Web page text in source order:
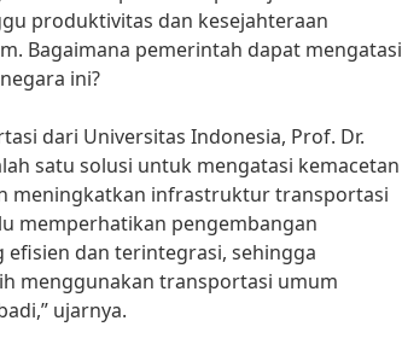
produktivitas dan kesejahteraan
Bagaimana pemerintah dapat mengatasi
ini?
dari Universitas Indonesia, Prof. Dr.
satu solusi untuk mengatasi kemacetan
meningkatkan infrastruktur transportasi
memperhatikan pengembangan
dan terintegrasi, sehingga
menggunakan transportasi umum
ujarnya.